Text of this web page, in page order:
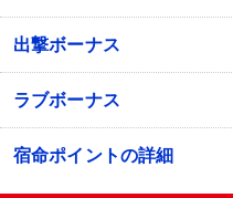
出撃ボーナス
ラブボーナス
宿命ポイントの詳細